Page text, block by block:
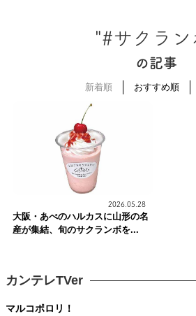
"#サクラン
の記事
新着順 おすすめ順
2026.05.28
大阪・あべのハルカスに山形の名
産が集結、旬のサクランボを...
カンテレTVer
マルコポロリ！